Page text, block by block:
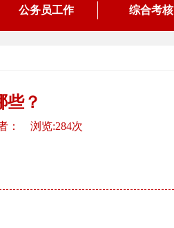
公务员工作 综合考核
些？
： 浏览:284次